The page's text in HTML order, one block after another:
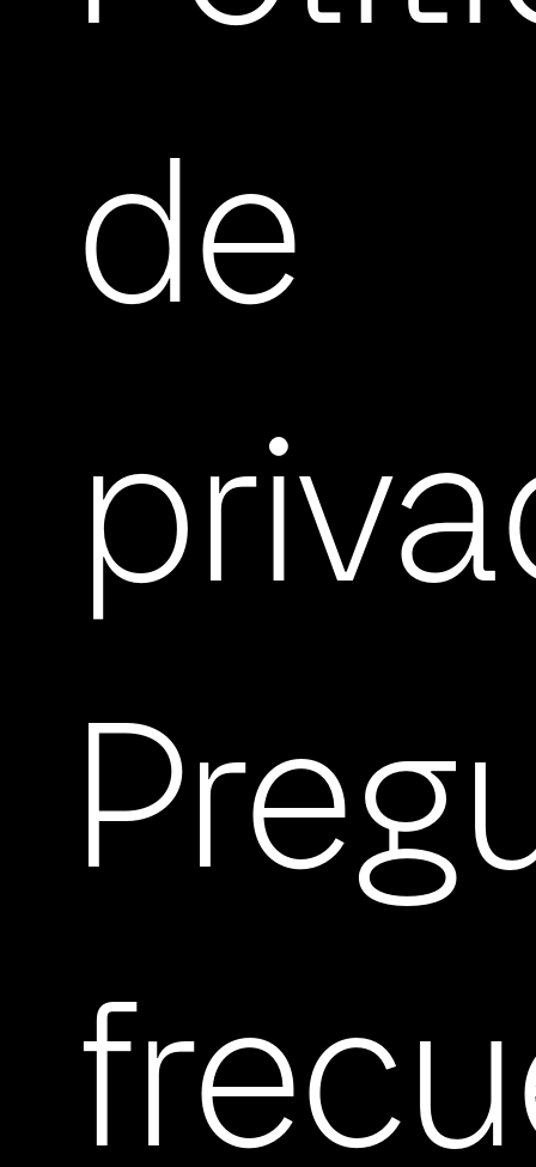
de